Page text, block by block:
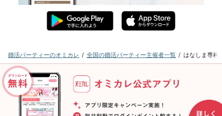
婚活パーティーのオミカレ 全国の婚活パーティー主催者一覧 はなしま専科